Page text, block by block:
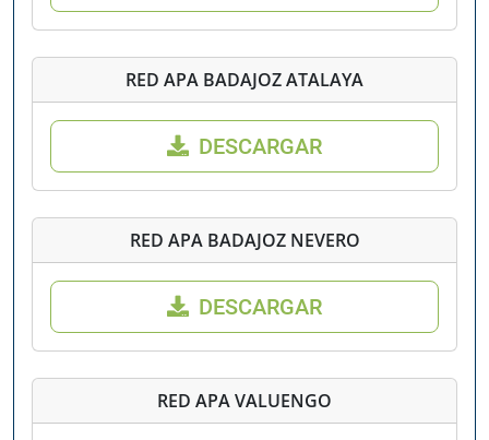
RED APA BADAJOZ ATALAYA
DESCARGAR
RED APA BADAJOZ NEVERO
DESCARGAR
RED APA VALUENGO